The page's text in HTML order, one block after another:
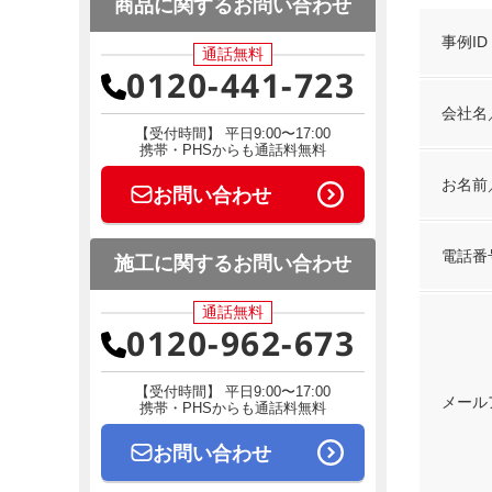
事例ID
会社名
お名前
電話番
メー
商品に関するお問い合わせ
通話無料
0120-441-723
【受付時間】 平日9:00〜17:00
携帯・PHSからも通話料無料
お問い合わせ
施工に関するお問い合わせ
通話無料
0120-962-673
【受付時間】 平日9:00〜17:00
携帯・PHSからも通話料無料
お問い合わせ